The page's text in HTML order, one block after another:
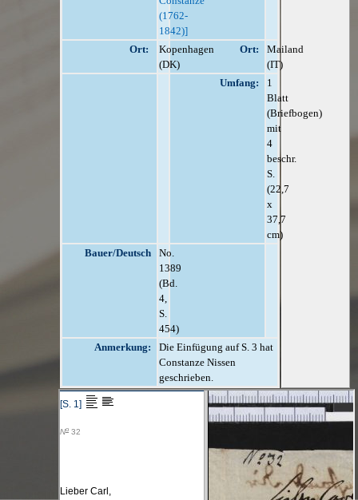
(1762-
1842)]
Ort:
Kopenhagen
(DK)
Ort:
Mailand
(IT)
Umfang:
1
Blatt
(Briefbogen)
mit
4
beschr.
S.
(22,7
x
37,7
cm)
Bauer/Deutsch
No.
1389
(Bd.
4,
S.
454)
Anmerkung:
Die Einfügung auf S. 3 hat
Constanze Nissen
geschrieben.